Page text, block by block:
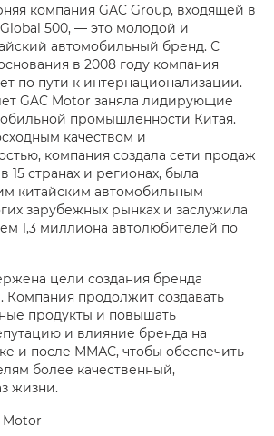
компания GAC Group, входящей в
500, — это молодой и
автомобильный бренд. С
в 2008 году компания
по пути к интернационализации.
GAC Motor заняла лидирующие
промышленности Китая.
качеством и
компания создала сети продаж
15 странах и регионах, была
китайским автомобильным
зарубежных рынках и заслужила
1,3 миллиона автолюбителей по
цели создания бренда
Компания продолжит создавать
продукты и повышать
и влияние бренда на
и после ММАС, чтобы обеспечить
более качественный,
жизни.